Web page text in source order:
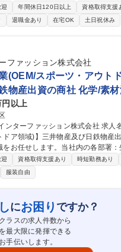
■営業活動：繊維工場向け設備の提
合入手、価格ネゴ、受注まで）■メ
先との交渉業務■貿易実務：L/C確
輸出業務対応■担当エリア：バング
、ベトナム等 ★海外出張あり（1～
【名古屋/法人営業】繊維機械/豊田通
充実/アジア市場/グローバル
年間休日120日以上 資格取得支援
退職金あり 在宅OK 土日祝休み
ファッション株式会社
業(OEM/スポーツ・アウト
物産出資の商社 化学/素
以上
ァッション株式会社 求人名 【繊維営業(OEM/スポ
領域)】三井物産及び日鉄物産出資の商社
をお任せします。当社内の各部署
ームを統率し得意先／取引先との折
当アイテムや顧客をアサインしていきま
を提案するだけではなく、メーカー
い生地を作る」という、クリエイ
産と日鉄物産のハイブリッドな文化
多く、個人の裁量に任せる範囲が広
裁量権があり風通しの良い環境で就業
スポーツ・アウトドア領域)】
資格取得支援あり 時短勤務あり
服装自由
にお困り ですか？
ラスの求人件数から
最大限に発揮できる
手伝いします。